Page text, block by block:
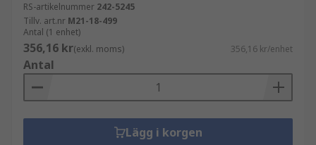
RS-artikelnummer 242-5245
Tillv. art.nr M21-18-499
Antal (1 enhet)
356,16 kr(exkl. moms) 356,16 kr/enhet
Antal
Lägg i korgen